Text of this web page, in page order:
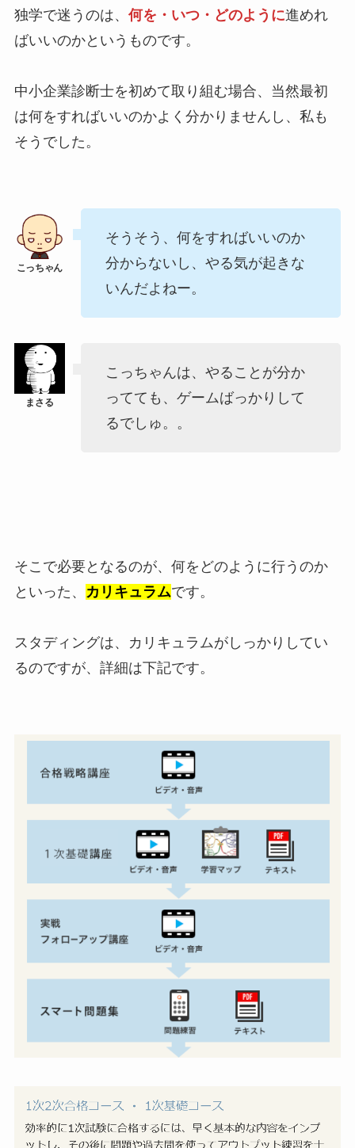
独学で迷うのは、 何を・いつ・どのように進めれ
ばいいのかというものです。
中小企業診断士を初めて取り組む場合、当然最初
は何をすればいいのかよく分かりませんし、私も
そうでした。
そうそう、何をすればいいのか
分からないし、やる気が起きな
いんだよねー。
こっちゃんは、やることが分か
ってても、ゲームばっかりして
るでしゅ。。
そこで必要となるのが、何をどのように行うのか
といった、
カリキュラムです。
スタディングは、カリキュラムがしっかりしてい
るのですが、詳細は下記です。